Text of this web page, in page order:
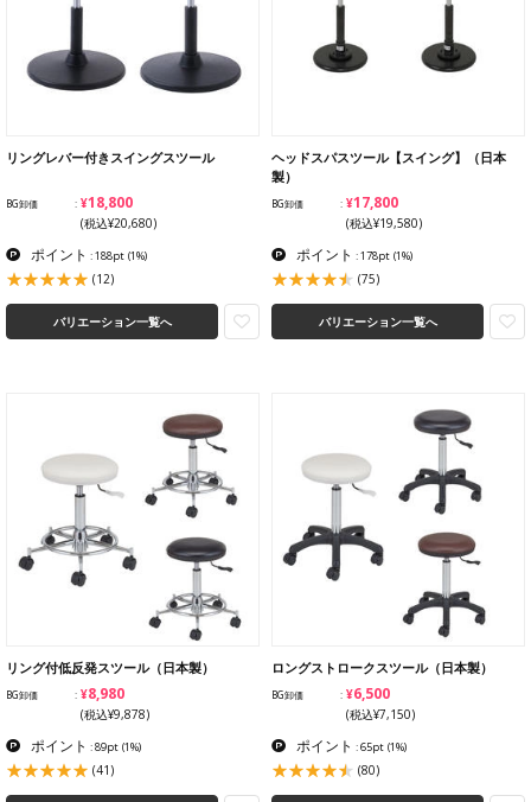
リングレバー付きスイングスツール
BG卸価 ¥18,800
(税込¥20,680)
ポイント : 188pt (1%)
(12)
バリエーション一覧へ
ヘッドスパスツール【スイング】（日本
製）
BG卸価 ¥17,800
(税込¥19,580)
ポイント : 178pt (1%)
(75)
バリエーション一覧へ
リング付低反発スツール（日本製）
BG卸価 ¥8,980
(税込¥9,878)
ポイント : 89pt (1%)
(41)
ロングストロークスツール（日本製）
BG卸価 ¥6,500
(税込¥7,150)
ポイント : 65pt (1%)
(80)